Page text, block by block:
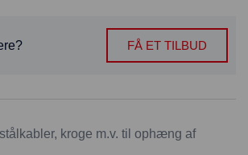
FÅ ET TILBUD
kroge m.v. til ophæng af